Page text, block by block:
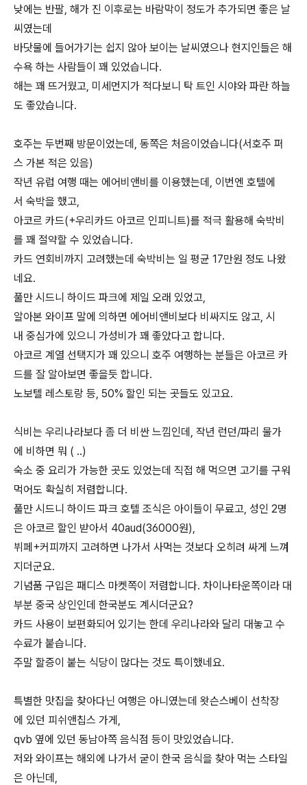
낮에는 반팔, 해가 진 이후로는 바람막이 정도가 추가되면 좋은 날
씨였는데
바닷물에 들어가기는 쉽지 않아 보이는 날씨였으나 현지인들은 해
수욕 하는 사람들이 꽤 있었습니다.
해는 꽤 뜨거웠고, 미세먼지가 적다보니 탁 트인 시야와 파란 하늘
도 좋았습니다.
호주는 두번째 방문이었는데, 동쪽은 처음이었습니다(서호주 퍼
스 가본 적은 있음)
작년 유럽 여행 때는 에어비앤비를 이용했는데, 이번엔 호텔에
서 숙박을 했고,
아코르 카드(+우리카드 아코르 인피니트)를 적극 활용해 숙박비
를 꽤 절약할 수 있었습니다.
카드 연회비까지 고려했는데 숙박비는 일 평균 17만원 정도 나왔
네요.
풀만 시드니 하이드 파크에 제일 오래 있었고,
알아본 와이프 말에 의하면 에어비앤비보다 비싸지도 않고, 시
내 중심가에 있으니 가성비가 꽤 좋았다고 합니다.
아코르 계열 선택지가 꽤 있으니 호주 여행하는 분들은 아코르 카
드를 잘 알아보면 좋을듯 합니다.
노보텔 레스토랑 등, 50% 할인 되는 곳들도 있고요.
식비는 우리나라보다 좀 더 비싼 느낌인데, 작년 런던/파리 물가
에 비하면 뭐 ( ..)
숙소 중 요리가 가능한 곳도 있었는데 직접 해 먹으면 고기를 구워
먹어도 확실히 저렴합니다.
풀만 시드니 하이드 파크 호텔 조식은 아이들이 무료고, 성인 2명
은 아코르 할인 받아서 40aud(36000원),
뷔페+커피까지 고려하면 나가서 사먹는 것보다 오히려 싸게 느껴
지더군요.
기념품 구입은 패디스 마켓쪽이 저렴합니다. 차이나타운쪽이라 대
부분 중국 상인인데 한국분도 계시더군요?
카드 사용이 보편화되어 있기는 한데 우리나라와 달리 대놓고 수
수료가 붙습니다.
주말 할증이 붙는 식당이 많다는 것도 특이했네요.
특별한 맛집을 찾아다닌 여행은 아니였는데 왓슨스베이 선착장
에 있던 피쉬앤칩스 가게,
qvb 옆에 있던 동남아쪽 음식점 등이 맛있었습니다.
저와 와이프는 해외에 나가서 굳이 한국 음식을 찾아 먹는 스타일
은 아닌데,